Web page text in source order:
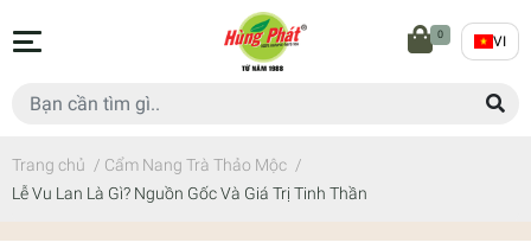
0 VI
Trang chủ / Cẩm Nang Trà Thảo Mộc /
Lễ Vu Lan Là Gì? Nguồn Gốc Và Giá Trị Tinh Thần